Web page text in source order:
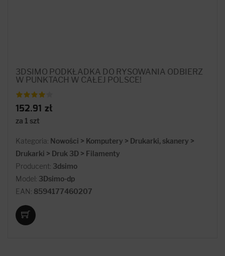
3DSIMO PODKŁADKA DO RYSOWANIA ODBIERZ
W PUNKTACH W CAŁEJ POLSCE!
152.91 zł
za 1 szt
Kategoria: Nowości > Komputery > Drukarki, skanery >
Drukarki > Druk 3D > Filamenty
Producent: 3dsimo
Model: 3Dsimo-dp
EAN: 8594177460207